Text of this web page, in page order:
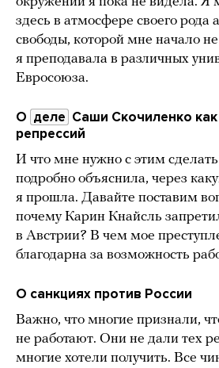
здесь в атмосфере своего рода
свободы, которой мне начало не
я преподавала в различных
Евросоюза.
О деле Саши Скочиленко
репрессий
И что мне нужно с этим
подробно объяснила, через
я прошла. Давайте поставим
почему Карин Кнайсль
в Австрии? В чем мое
благодарна за возможность
О санкциях против России
Важно, что многие признали,
не работают. Они не дали тех
многие хотели получить. Все